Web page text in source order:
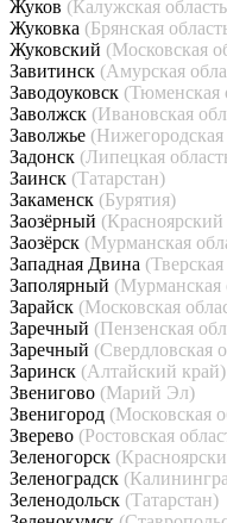
Жуков (Калужская
Жуковка (Брянская
Жуковский (Московская
Завитинск (Амурская
Заводоуковск (Тюменская
Заволжск (Ивановская
Заволжье (Нижегородская
Задонск (Липецкая
Заинск (Татарстан)
Закаменск (Бурятия)
Заозёрный
Заозёрск (Мурманская
Западная Двина
Заполярный (Мурманская
Зарайск (Московская
Заречный (Пензенская
Заречный (Свердловская
Заринск (Алтайский край)
Звенигово (Марий Эл)
Звенигород (Московская
Зверево (Ростовская
Зеленогорск
Зеленоградск
Зеленодольск (Татарстан)